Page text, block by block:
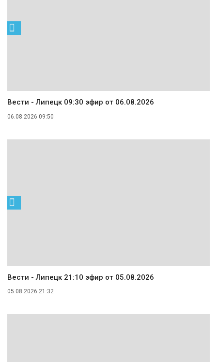
Вести - Липецк 09:30 эфир от 06.08.2026
06.08.2026 09:50
Вести - Липецк 21:10 эфир от 05.08.2026
05.08.2026 21:32